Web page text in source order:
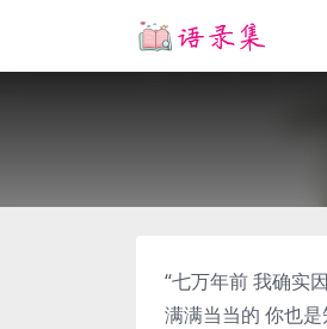
“七万年前 我确实
满满当当的 你也